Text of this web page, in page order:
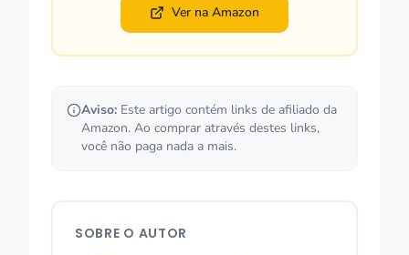
Ver na Amazon
Aviso: Este artigo contém links de afiliado da
Amazon. Ao comprar através destes links,
você não paga nada a mais.
SOBRE O AUTOR